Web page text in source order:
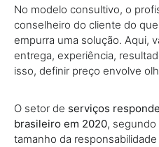
No modelo consultivo, o
conselheiro do cliente do
empurra uma solução. Aqui,
entrega, experiência,
isso, definir preço envolve
O setor de serviços
brasileiro em 2020, segundo
tamanho da